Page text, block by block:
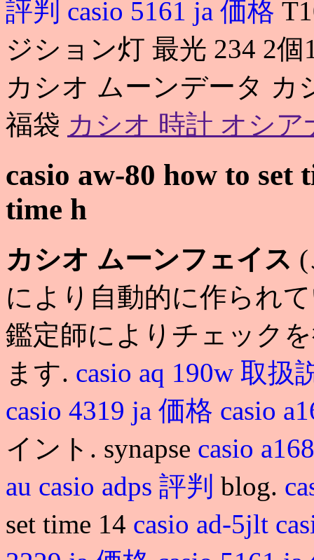
評判 casio 5161 ja 価格
ジション灯 最光 234 2
カシオ ムーンデータ カ
福袋 カシオ 時計 オシア
casio aw-80 how to set
time h
カシオ ムーンフェイス
により自動的に作られ
鑑定師によりチェック
ます. casio aq 190w 取扱
casio 4319 ja 価格 casio
イント. synapse casio
au casio adps 評判 blog.
set time 14 casio ad-5jlt